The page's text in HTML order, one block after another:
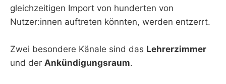
gleichzeitigen Import von hunderten von
Nutzer:innen auftreten könnten, werden entzerrt.
Zwei besondere Känale sind das Lehrerzimmer
und der Ankündigungsraum.